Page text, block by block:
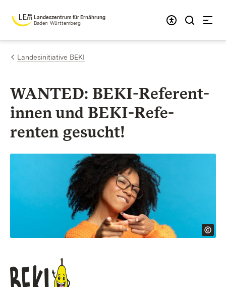
Zum Inhalt springen
Landeszentrum für Ernährung
Baden-Württemberg
Landesinitiative BEKI
WANTED: BEKI-Referent­
innen und BEKI-Refe­
renten gesucht!